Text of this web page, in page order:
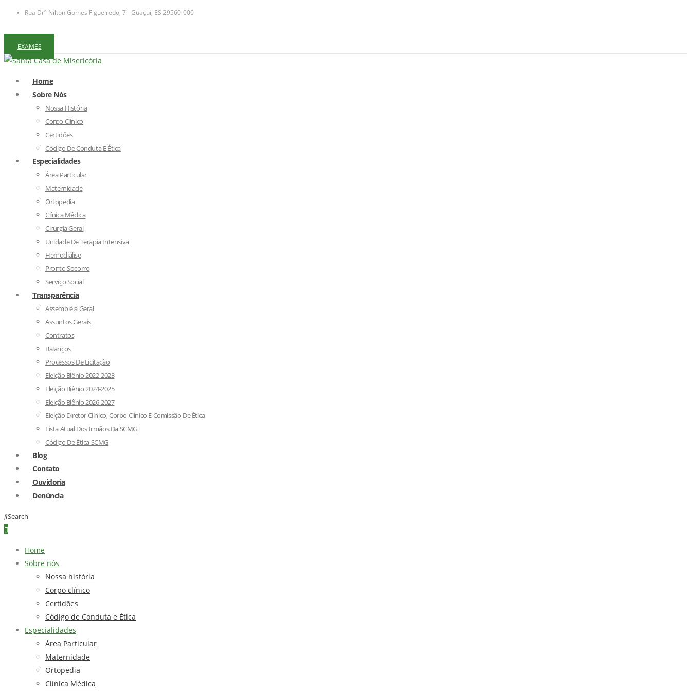
Rua Drº Nilton Gomes Figueiredo, 7 - Guaçuí, ES 29560-000
EXAMES
Home
Sobre Nós
Nossa História
Corpo Clínico
Certidões
Código De Conduta E Ética
Especialidades
Área Particular
Maternidade
Ortopedia
Clínica Médica
Cirurgia Geral
Unidade De Terapia Intensiva
Hemodiálise
Pronto Socorro
Serviço Social
Transparência
Assembléia Geral
Assuntos Gerais
Contratos
Balanços
Processos De Licitação
Eleição Biênio 2022-2023
Eleição Biênio 2024-2025
Eleição Biênio 2026-2027
Eleição Diretor Clínico, Corpo Clínico E Comissão De Ética
Lista Atual Dos Irmãos Da SCMG
Código De Ética SCMG
Blog
Contato
Ouvidoria
Denúncia
Search
Home
Sobre nós
Nossa história
Corpo clínico
Certidões
Código de Conduta e Ética
Especialidades
Área Particular
Maternidade
Ortopedia
Clínica Médica